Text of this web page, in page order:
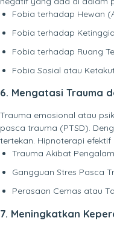
Fobia terhadap Hewan
Fobia terhadap
Fobia terhadap Ruang
Fobia Sosial atau
6. Mengatasi Trauma
Trauma emosional atau
pasca trauma (PTSD).
tertekan. Hipnoterapi efektif
Trauma Akibat
Gangguan Stres Pasca
Perasaan Cemas atau
7. Meningkatkan